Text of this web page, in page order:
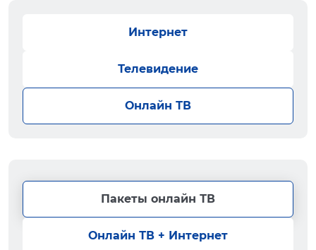
Интернет
Телевидение
Онлайн ТВ
Пакеты онлайн ТВ
Онлайн ТВ + Интернет